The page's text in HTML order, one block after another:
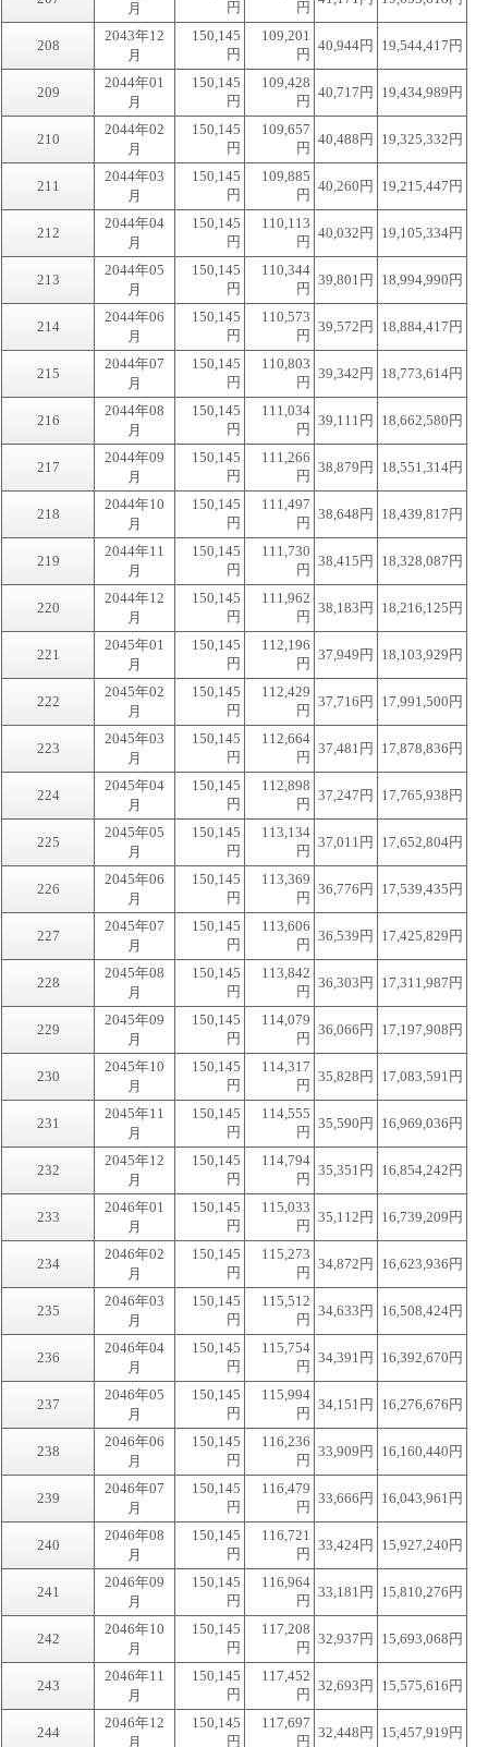
月
円
円
208
2043年12
月
150,145
円
109,201
円
40,944円 19,544,417円
209
2044年01
月
150,145
円
109,428
円
40,717円 19,434,989円
210
2044年02
月
150,145
円
109,657
円
40,488円 19,325,332円
211
2044年03
月
150,145
円
109,885
円
40,260円 19,215,447円
212
2044年04
月
150,145
円
110,113
円
40,032円 19,105,334円
213
2044年05
月
150,145
円
110,344
円
39,801円 18,994,990円
214
2044年06
月
150,145
円
110,573
円
39,572円 18,884,417円
215
2044年07
月
150,145
円
110,803
円
39,342円 18,773,614円
216
2044年08
月
150,145
円
111,034
円
39,111円 18,662,580円
217
2044年09
月
150,145
円
111,266
円
38,879円 18,551,314円
218
2044年10
月
150,145
円
111,497
円
38,648円 18,439,817円
219
2044年11
月
150,145
円
111,730
円
38,415円 18,328,087円
220
2044年12
月
150,145
円
111,962
円
38,183円 18,216,125円
221
2045年01
月
150,145
円
112,196
円
37,949円 18,103,929円
222
2045年02
月
150,145
円
112,429
円
37,716円 17,991,500円
223
2045年03
月
150,145
円
112,664
円
37,481円 17,878,836円
224
2045年04
月
150,145
円
112,898
円
37,247円 17,765,938円
225
2045年05
月
150,145
円
113,134
円
37,011円 17,652,804円
226
2045年06
月
150,145
円
113,369
円
36,776円 17,539,435円
227
2045年07
月
150,145
円
113,606
円
36,539円 17,425,829円
228
2045年08
月
150,145
円
113,842
円
36,303円 17,311,987円
229
2045年09
月
150,145
円
114,079
円
36,066円 17,197,908円
230
2045年10
月
150,145
円
114,317
円
35,828円 17,083,591円
231
2045年11
月
150,145
円
114,555
円
35,590円 16,969,036円
232
2045年12
月
150,145
円
114,794
円
35,351円 16,854,242円
233
2046年01
月
150,145
円
115,033
円
35,112円 16,739,209円
234
2046年02
月
150,145
円
115,273
円
34,872円 16,623,936円
235
2046年03
月
150,145
円
115,512
円
34,633円 16,508,424円
236
2046年04
月
150,145
円
115,754
円
34,391円 16,392,670円
237
2046年05
月
150,145
円
115,994
円
34,151円 16,276,676円
238
2046年06
月
150,145
円
116,236
円
33,909円 16,160,440円
239
2046年07
月
150,145
円
116,479
円
33,666円 16,043,961円
240
2046年08
月
150,145
円
116,721
円
33,424円 15,927,240円
241
2046年09
月
150,145
円
116,964
円
33,181円 15,810,276円
242
2046年10
月
150,145
円
117,208
円
32,937円 15,693,068円
243
2046年11
月
150,145
円
117,452
円
32,693円 15,575,616円
244
2046年12
月
150,145
円
117,697
円
32,448円 15,457,919円